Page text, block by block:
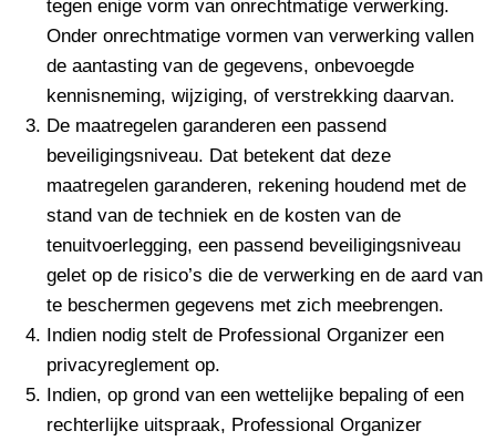
tegen enige vorm van onrechtmatige verwerking.
Onder onrechtmatige vormen van verwerking vallen
de aantasting van de gegevens, onbevoegde
kennisneming, wijziging, of verstrekking daarvan.
De maatregelen garanderen een passend
beveiligingsniveau. Dat betekent dat deze
maatregelen garanderen, rekening houdend met de
stand van de techniek en de kosten van de
tenuitvoerlegging, een passend beveiligingsniveau
gelet op de risico’s die de verwerking en de aard van
te beschermen gegevens met zich meebrengen.
Indien nodig stelt de Professional Organizer een
privacyreglement op.
Indien, op grond van een wettelijke bepaling of een
rechterlijke uitspraak, Professional Organizer